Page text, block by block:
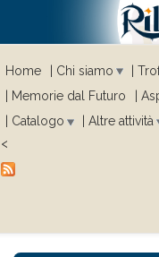
Home Chi siamo
Memorie dal Futuro
Catalogo
Altre attività
<